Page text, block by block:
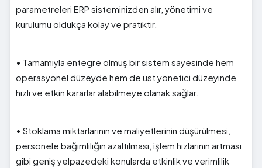
parametreleri ERP sisteminizden alır, yönetimi ve
kurulumu oldukça kolay ve pratiktir.
• Tamamıyla entegre olmuş bir sistem sayesinde hem
operasyonel düzeyde hem de üst yönetici düzeyinde
hızlı ve etkin kararlar alabilmeye olanak sağlar.
• Stoklama miktarlarının ve maliyetlerinin düşürülmesi,
personele bağımlılığın azaltılması, işlem hızlarının artması
gibi geniş yelpazedeki konularda etkinlik ve verimlilik